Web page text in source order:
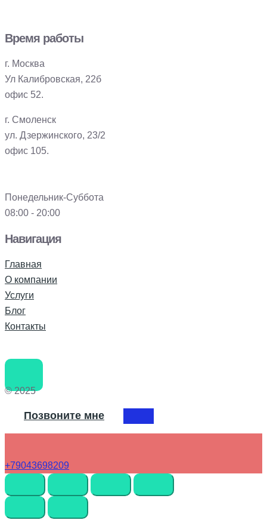
Время работы
г. Москва
Ул Калибровская, 22б
офис 52.
г. Смоленск
ул. Дзержинского, 23/2
офис 105.
Понедельник-Суббота
08:00 - 20:00
Навигация
Главная
О компании
Услуги
Блог
Контакты
© 2025
Позвоните мне
+79043698209